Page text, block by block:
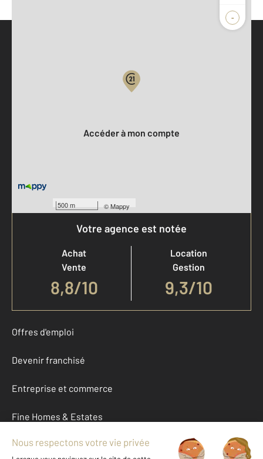
-
500 m ©Mappy
Accéder à mon compte
Votre agence est notée
Achat
Vente
8,8/10
Location
Gestion
9,3/10
Offres d'emploi
Devenir franchisé
Entreprise et commerce
Fine Homes & Estates
À propos